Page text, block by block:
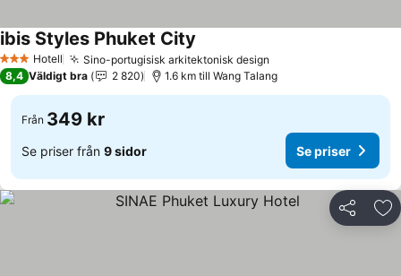
3 StjärnorHotell Sino-portugisisk arkitektonisk design
ibis Styles Phuket City
8,4 Väldigt bra 2 820 1.6 km till Wang Talang
Från 349 kr
Se priser från 9 sidor Se priser
Dela